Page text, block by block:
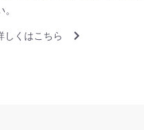
。
しくはこちら